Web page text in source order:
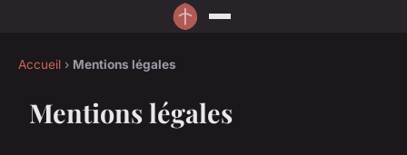
Accueil › Mentions légales
Mentions légales